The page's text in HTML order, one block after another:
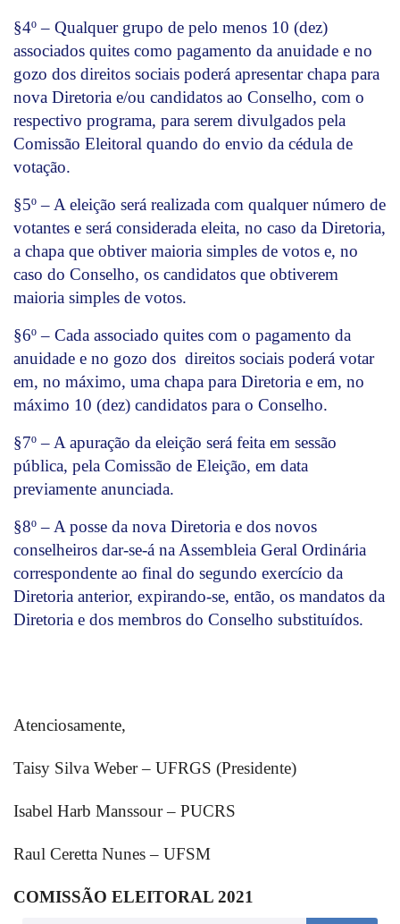
§4º – Qualquer grupo de pelo menos 10 (dez)
associados quites como pagamento da anuidade e no
gozo dos direitos sociais poderá apresentar chapa para
nova Diretoria e/ou candidatos ao Conselho, com o
respectivo programa, para serem divulgados pela
Comissão Eleitoral quando do envio da cédula de
votação.
§5º – A eleição será realizada com qualquer número de
votantes e será considerada eleita, no caso da Diretoria,
a chapa que obtiver maioria simples de votos e, no
caso do Conselho, os candidatos que obtiverem
maioria simples de votos.
§6º – Cada associado quites com o pagamento da
anuidade e no gozo dos direitos sociais poderá votar
em, no máximo, uma chapa para Diretoria e em, no
máximo 10 (dez) candidatos para o Conselho.
§7º – A apuração da eleição será feita em sessão
pública, pela Comissão de Eleição, em data
previamente anunciada.
§8º – A posse da nova Diretoria e dos novos
conselheiros dar-se-á na Assembleia Geral Ordinária
correspondente ao final do segundo exercício da
Diretoria anterior, expirando-se, então, os mandatos da
Diretoria e dos membros do Conselho substituídos.
Atenciosamente,
Taisy Silva Weber – UFRGS (Presidente)
Isabel Harb Manssour – PUCRS
Raul Ceretta Nunes – UFSM
COMISSÃO ELEITORAL 2021